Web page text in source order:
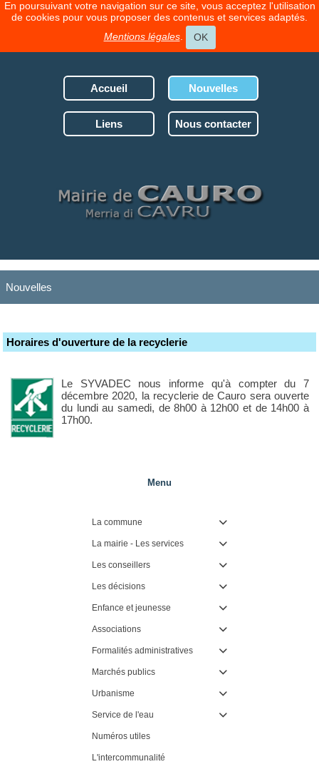
En poursuivant votre navigation sur ce site, vous acceptez l'utilisation
de cookies pour vous proposer des contenus et services adaptés.
Mentions légales. OK
Accueil Nouvelles
Liens Nous contacter
Nouvelles
Horaires d'ouverture de la recyclerie
Le SYVADEC nous informe qu'à compter du 7
décembre 2020, la recyclerie de Cauro sera ouverte
du lundi au samedi, de 8h00 à 12h00 et de 14h00 à
17h00.
Menu
La commune 
La mairie - Les services 
Les conseillers 
Les décisions 
Enfance et jeunesse 
Associations 
Formalités administratives 
Marchés publics 
Urbanisme 
Service de l'eau 
Numéros utiles
L'intercommunalité